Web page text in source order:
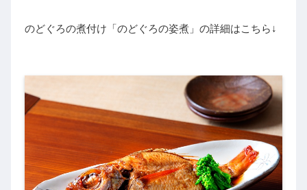
のどぐろの煮付け「のどぐろの姿煮」の詳細はこちら↓